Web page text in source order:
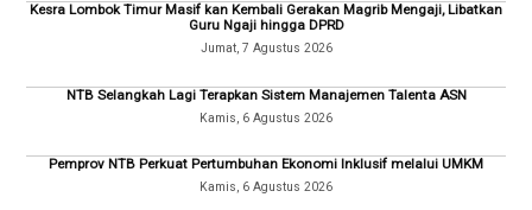
Kesra Lombok Timur Masif kan Kembali Gerakan Magrib Mengaji, Libatkan
Guru Ngaji hingga DPRD
Jumat, 7 Agustus 2026
NTB Selangkah Lagi Terapkan Sistem Manajemen Talenta ASN
Kamis, 6 Agustus 2026
Pemprov NTB Perkuat Pertumbuhan Ekonomi Inklusif melalui UMKM
Kamis, 6 Agustus 2026